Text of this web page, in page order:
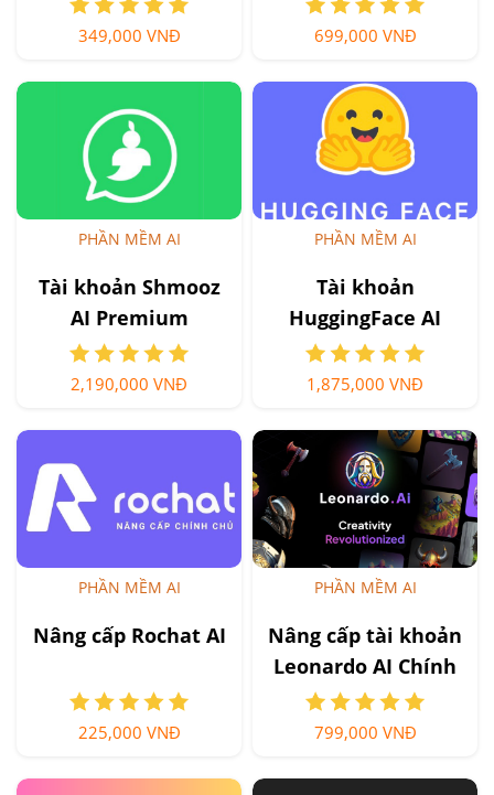
349,000 VNĐ 699,000 VNĐ
PHẦN MỀM AI
Tài khoản Shmooz
AI Premium
2,190,000 VNĐ
PHẦN MỀM AI
Tài khoản
HuggingFace AI
1,875,000 VNĐ
PHẦN MỀM AI
Nâng cấp Rochat AI
225,000 VNĐ
PHẦN MỀM AI
Nâng cấp tài khoản
Leonardo AI Chính
Hãng Giá Rẻ
799,000 VNĐ